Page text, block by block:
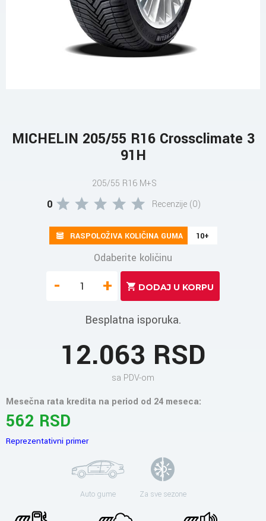
MICHELIN 205/55 R16 Crossclimate 3
91H
205/55 R16 M+S
0 Recenzije (0)
RASPOLOŽIVA KOLIČINA GUMA 10+
Odaberite količinu
- +
Besplatna isporuka.
12.063 RSD
sa PDV-om
Mesečna rata kredita na period od 24 meseca:
562 RSD
Reprezentativni primer
Auto gume Za sve sezone